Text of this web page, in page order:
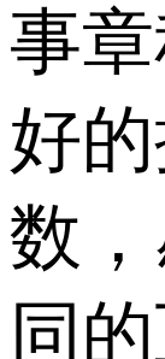
事
好
数
同